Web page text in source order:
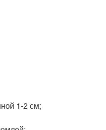
1-2 см;